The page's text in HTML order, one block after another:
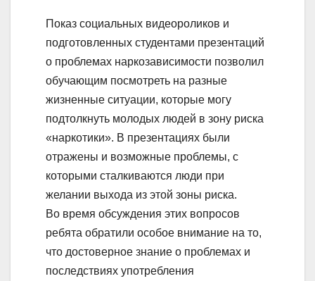
Показ социальных видеороликов и
подготовленных студентами презентаций
о проблемах наркозависимости позволил
обучающим посмотреть на разные
жизненные ситуации, которые могу
подтолкнуть молодых людей в зону риска
«наркотики». В презентациях были
отражены и возможные проблемы, с
которыми сталкиваются люди при
желании выхода из этой зоны риска.
Во время обсуждения этих вопросов
ребята обратили особое внимание на то,
что достоверное знание о проблемах и
последствиях употребления